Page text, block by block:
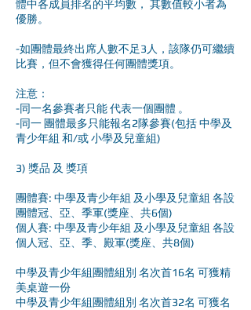
體中各成員排名的平均數， 其數值較小者為
優勝。
-如團體最終出席人數不足3人，該隊仍可繼續
比賽，但不會獲得任何團體獎項。
注意：
-同一名參賽者只能 代表一個團體 。
-同一 團體最多只能報名2隊參賽(包括 中學及
青少年組 和/或 小學及兒童組)
3) 獎品 及 獎項
團體賽: 中學及青少年組 及小學及兒童組 各設
團體冠、亞、季軍(獎座、共6個)
個人賽: 中學及青少年組 及小學及兒童組 各設
個人冠、亞、季、殿軍(獎座、共8個)
中學及青少年組團體組別 名次首16名 可獲精
美桌遊一份
中學及青少年組團體組別 名次首32名 可獲名